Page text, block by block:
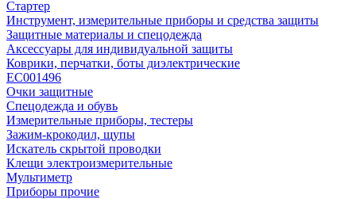
Стартер
Инструмент, измерительные приборы и средства защиты
Защитные материалы и спецодежда
Аксессуары для индивидуальной защиты
Коврики, перчатки, боты диэлектрические
EC001496
Очки защитные
Спецодежда и обувь
Измерительные приборы, тестеры
Зажим-крокодил, щупы
Искатель скрытой проводки
Клещи электроизмерительные
Мультиметр
Приборы прочие